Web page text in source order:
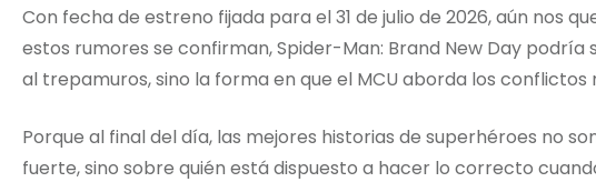
Con fecha de estreno fijada para el 31 de julio de 2026, aún nos
estos rumores se confirman, Spider-Man: Brand New Day podría
al trepamuros, sino la forma en que el MCU aborda los
Porque al final del día, las mejores historias de superhéroes no
fuerte, sino sobre quién está dispuesto a hacer lo correcto